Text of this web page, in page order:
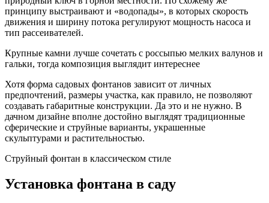
принципу выстраивают и «водопады», в которых скорость
движения и ширину потока регулируют мощность насоса и
тип рассеивателей.
Крупные камни лучше сочетать с россыпью мелких валунов и
гальки, тогда композиция выглядит интереснее
Хотя форма садовых фонтанов зависит от личных
предпочтений, размеры участка, как правило, не позволяют
создавать габаритные конструкции. Да это и не нужно. В
дачном дизайне вполне достойно выглядят традиционные
сферические и струйные варианты, украшенные
скульптурами и растительностью.
Струйный фонтан в классическом стиле
Установка фонтана в саду